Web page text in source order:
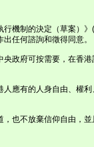
機制的決定（草案）
任何諮詢和徵得同意。
政府可按需要，在香
應有的人身自由、權
也不放棄信仰自由，